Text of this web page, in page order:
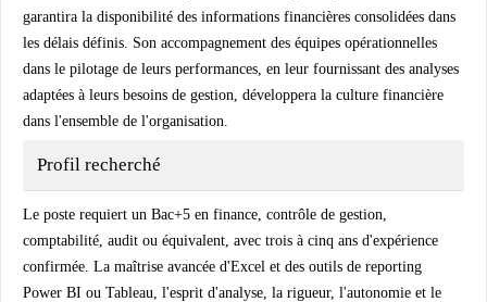
garantira la disponibilité des informations financières consolidées dans
les délais définis. Son accompagnement des équipes opérationnelles
dans le pilotage de leurs performances, en leur fournissant des analyses
adaptées à leurs besoins de gestion, développera la culture financière
dans l'ensemble de l'organisation.
Profil recherché
Le poste requiert un Bac+5 en finance, contrôle de gestion,
comptabilité, audit ou équivalent, avec trois à cinq ans d'expérience
confirmée. La maîtrise avancée d'Excel et des outils de reporting
Power BI ou Tableau, l'esprit d'analyse, la rigueur, l'autonomie et le